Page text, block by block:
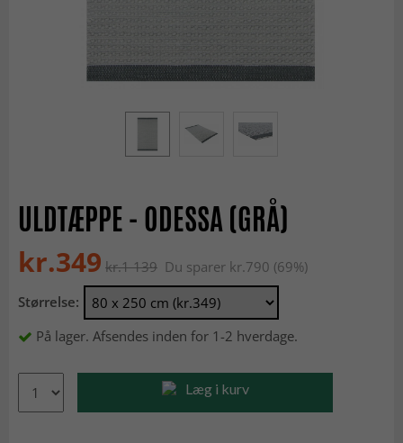
ULDTÆPPE - ODESSA (GRÅ)
kr.349 kr.1 139 Du sparer kr.790 (69%)
Størrelse:
På lager. Afsendes inden for 1-2 hverdage.
Læg i kurv